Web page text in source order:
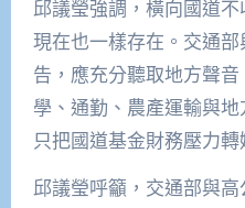
邱議瑩強調，橫向國道不
現在也一樣存在。交通
告，應充分聽取地方聲
學、通勤、農產運輸與
只把國道基金財務壓力轉
邱議瑩呼籲，交通部與